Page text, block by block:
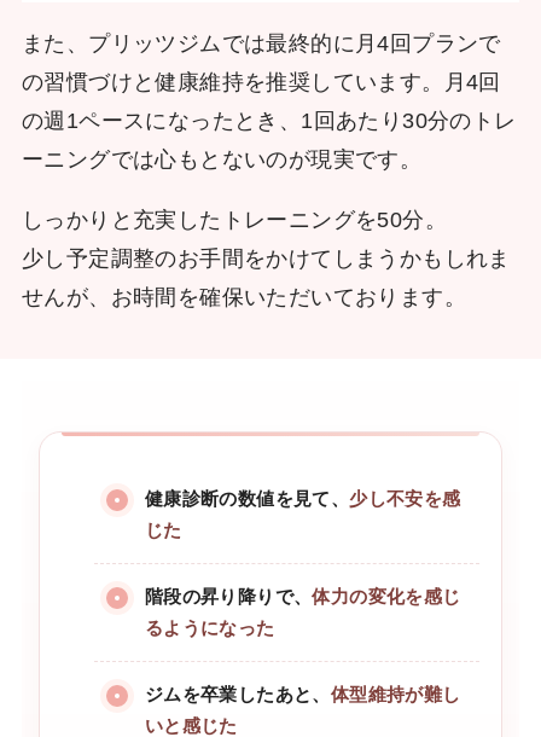
また、プリッツジムでは最終的に月4回プランで
の習慣づけと健康維持を推奨しています。月4回
の週1ペースになったとき、1回あたり30分のトレ
ーニングでは心もとないのが現実です。
しっかりと充実したトレーニングを50分。
少し予定調整のお手間をかけてしまうかもしれま
せんが、お時間を確保いただいております。
健康診断の数値を見て、少し不安を感
じた
階段の昇り降りで、体力の変化を感じ
るようになった
ジムを卒業したあと、 体型維持が難し
いと感じた